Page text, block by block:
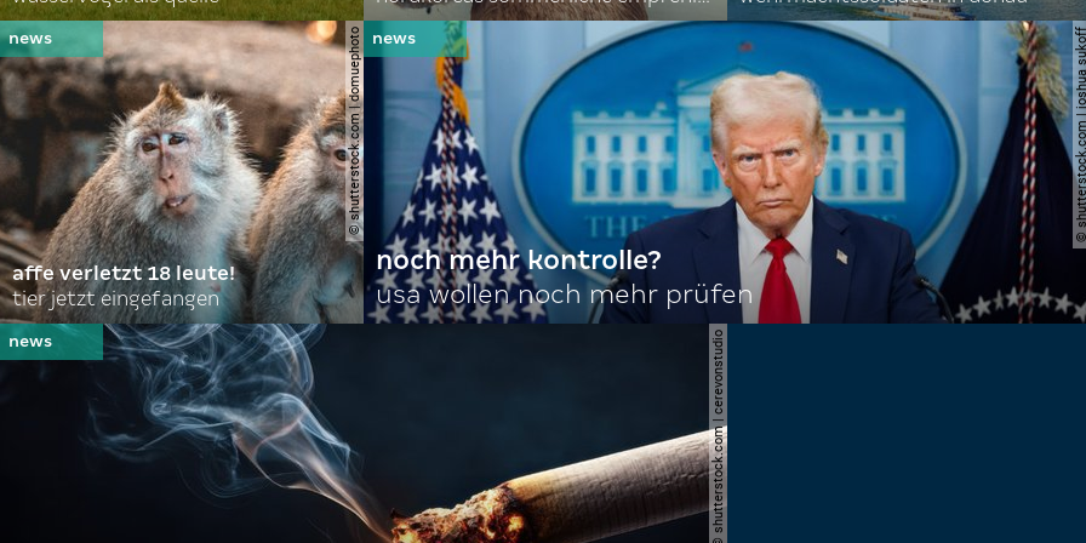
© shutterstock.com | domuephoto
affe verletzt 18 leute!
tier jetzt eingefangen
©
noch mehr kontrolle?
usa wollen noch mehr prüfen
© shutterstock.com | cerevonstudio